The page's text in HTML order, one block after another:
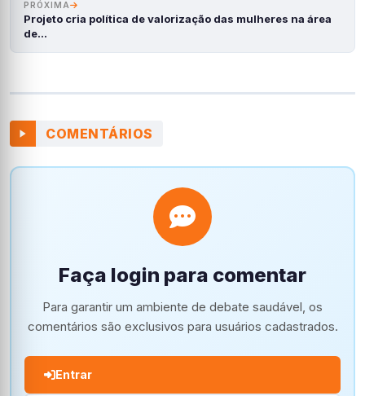
PRÓXIMA
Projeto cria política de valorização das mulheres na área
de…
COMENTÁRIOS
Faça login para comentar
Para garantir um ambiente de debate saudável, os
comentários são exclusivos para usuários cadastrados.
Entrar